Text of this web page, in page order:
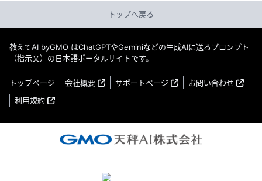
トップへ戻る
教えてAI byGMO はChatGPTやGeminiなどの生成AIに送るプロンプト
（指示文）の日本語ポータルサイトです。
トップページ 会社概要 サポートページ
お問い合わせ
利用規約